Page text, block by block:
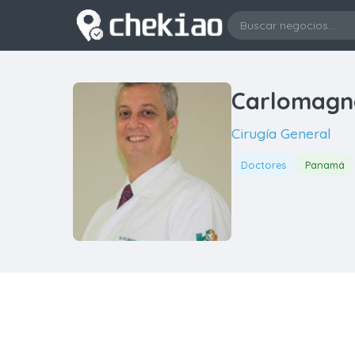
Cirugía General
Doctores Panamá